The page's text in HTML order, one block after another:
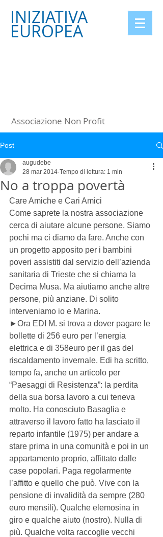
INIZIATIVA
EUROPEA
Associazione Non Profit
Post
No a troppa povertà
augudebe
28 mar 2014 Tempo di lettura: 1 min
Care Amiche e Cari Amici
Come saprete la nostra associazione
cerca di aiutare alcune persone. Siamo
pochi ma ci diamo da fare. Anche con
un progetto apposito per i bambini
poveri assistiti dal servizio dell’azienda
sanitaria di Trieste che si chiama la
Decima Musa. Ma aiutiamo anche altre
persone, più anziane. Di solito
interveniamo io e Marina.
►Ora EDI M. si trova a dover pagare le
bollette di 256 euro per l’energia
elettrica e di 358euro per il gas del
riscaldamento invernale. Edi ha scritto,
tempo fa, anche un articolo per
“Paesaggi di Resistenza”: la perdita
della sua borsa lavoro a cui teneva
molto. Ha conosciuto Basaglia e
attraverso il lavoro fatto ha lasciato il
reparto infantile (1975) per andare a
stare prima in una comunità e poi in un
appartamento proprio, affittato dalle
case popolari. Paga regolarmente
l’affitto e quello che può. Vive con la
pensione di invalidità da sempre (280
euro mensili). Qualche elemosina in
giro e qualche aiuto (nostro). Nulla di
più. Qualche volta raccoglie vecchi